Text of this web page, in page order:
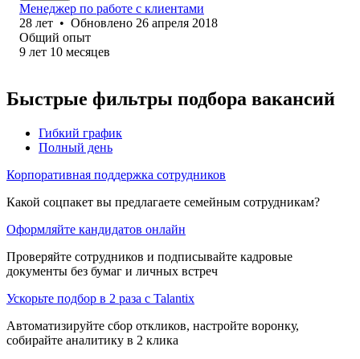
Менеджер по работе с клиентами
28 лет • Обновлено 26 апреля 2018
Общий опыт
9 лет 10 месяцев
Быстрые фильтры подбора вакансий
Гибкий график
Полный день
Корпоративная поддержка сотрудников
Какой соцпакет вы предлагаете семейным сотрудникам?
Оформляйте кандидатов онлайн
Проверяйте сотрудников и подписывайте кадровые
документы без бумаг и личных встреч
Ускорьте подбор в 2 раза с Talantix
Автоматизируйте сбор откликов, настройте воронку,
собирайте аналитику в 2 клика